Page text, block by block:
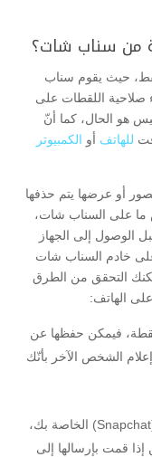
من سناب شات؟
حيث يقوم سناب
صلاحية اللقطات على
هو الحال، كما أنّ
للهاتف أو الكمبيوتر
أو عرضها يتم حذفها
ما على السناب شات،
الوصول إلى الجهاز
على خادم السناب شات
ذلك يمكنك التحقق من الطرق
الهاتف:
فيمكن حفظها عن
الشخص الآخر بأنّك
إذا قمت بتحميل صورة إلى قصة (Snapchat) الخاصة بك،
فقط، ولكن إذا قمت بإرسالها إلى